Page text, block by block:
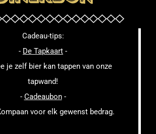
Cadeau-tips:
- De Tapkaart -
je zelf bier kan tappen van onze
tapwand!
- Cadeaubon-
voor elk gewenst bedrag.